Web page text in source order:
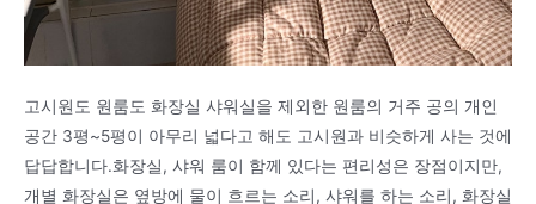
고시원도 원룸도 화장실 샤워실을 제외한 원룸의 거주 공의 개인
공간 3평~5평이 아무리 넓다고 해도 고시원과 비슷하게 사는 것에
답답합니다.화장실, 샤워 룸이 함께 있다는 편리성은 장점이지만,
개별 화장실은 옆방에 물이 흐르는 소리, 샤워를 하는 소리, 화장실